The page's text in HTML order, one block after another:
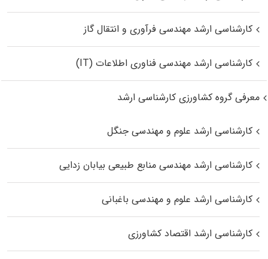
کارشناسی ارشد مهندسی فرآوری و انتقال گاز
کارشناسی ارشد مهندسی فناوری اطلاعات (IT)
معرفی گروه کشاورزی کارشناسی ارشد
کارشناسی ارشد علوم و مهندسی جنگل
کارشناسی ارشد مهندسی منابع طبیعی بیابان زدایی
کارشناسی ارشد علوم و مهندسی باغبانی
کارشناسی ارشد اقتصاد کشاورزی